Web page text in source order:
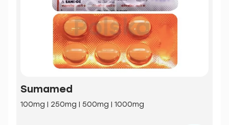
Sumamed
100mg | 250mg | 500mg | 1000mg